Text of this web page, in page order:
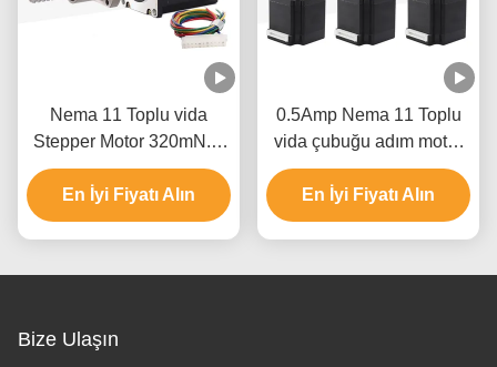
Nema 11 Toplu vida
Stepper Motor 320mN.M
CNC için Toplu vida
doğrusal stepper motor
En İyi Fiyatı Alın
0.5Amp Nema 11 Toplu
vida çubuğu adım motor
32mN.M doğrusal adım
motor
En İyi Fiyatı Alın
Bize Ulaşın